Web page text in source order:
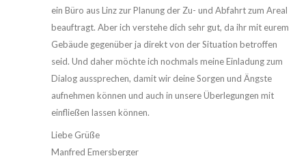
ein Büro aus Linz zur Planung der Zu- und Abfahrt zum Areal
beauftragt. Aber ich verstehe dich sehr gut, da ihr mit eurem
Gebäude gegenüber ja direkt von der Situation betroffen
seid. Und daher möchte ich nochmals meine Einladung zum
Dialog aussprechen, damit wir deine Sorgen und Ängste
aufnehmen können und auch in unsere Überlegungen mit
einfließen lassen können.
Liebe Grüße
Manfred Emersberger